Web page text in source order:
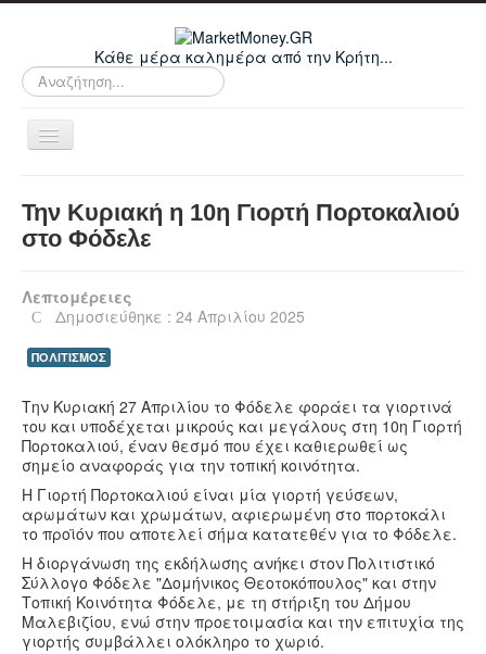
Κάθε μέρα καλημέρα από την Κρήτη...
Αναζήτηση...
Εναλλαγή
Οικονομικά
Ελλάδα
Απόψεις
Τεχνολογία
Υγεία
Πολιτισμός
Αθλητικά
Βίντεο
Συνταγές
Την Κυριακή η 10η Γιορτή Πορτοκαλιού
στο Φόδελε
Λεπτομέρειες
Δημοσιεύθηκε : 24 Απριλίου 2025
ΠΟΛΙΤΙΣΜΟΣ
Την Κυριακή 27 Απριλίου το Φόδελε φοράει τα γιορτινά
του και υποδέχεται μικρούς και μεγάλους στη 10η Γιορτή
Πορτοκαλιού, έναν θεσμό που έχει καθιερωθεί ως
σημείο αναφοράς για την τοπική κοινότητα.
Η Γιορτή Πορτοκαλιού είναι μία γιορτή γεύσεων,
αρωμάτων και χρωμάτων, αφιερωμένη στο πορτοκάλι
το προϊόν που αποτελεί σήμα κατατεθέν για το Φόδελε.
Η διοργάνωση της εκδήλωσης ανήκει στον Πολιτιστικό
Σύλλογο Φόδελε "Δομήνικος Θεοτοκόπουλος" και στην
Τοπική Κοινότητα Φόδελε, με τη στήριξη του Δήμου
Μαλεβιζίου, ενώ στην προετοιμασία και την επιτυχία της
γιορτής συμβάλλει ολόκληρο το χωριό.